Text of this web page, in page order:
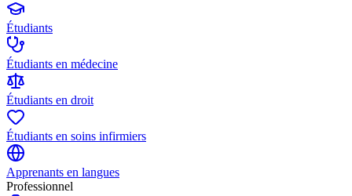
Étudiants
Étudiants en médecine
Étudiants en droit
Étudiants en soins infirmiers
Apprenants en langues
Professionnel